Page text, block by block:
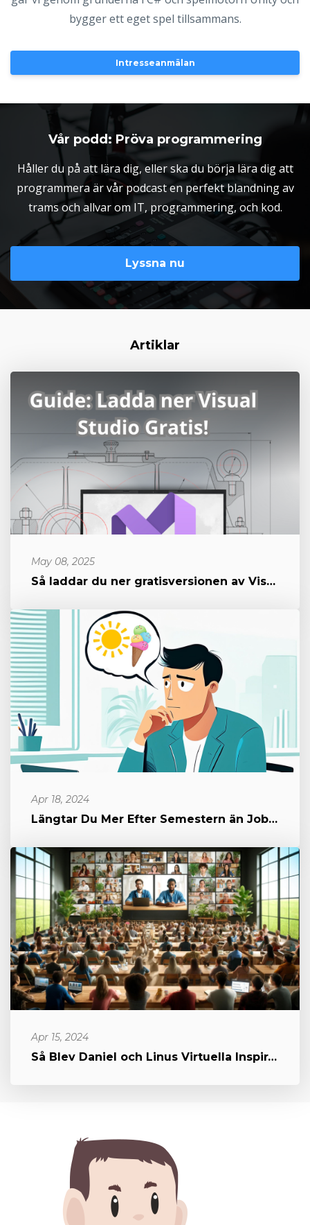
bygger ett eget spel tillsammans.
Intresseanmälan
Vår podd: Pröva programmering
Håller du på att lära dig, eller ska du börja lära dig att
programmera är vår podcast en perfekt blandning av
trams och allvar om IT, programmering, och kod.
Lyssna nu
Artiklar
May 08, 2025
Så laddar du ner gratisversionen av Visual Studio för Unity-utveckl...
Apr 18, 2024
Längtar Du Mer Efter Semestern än Jobbet? Det är Dags för En Föränd...
Apr 15, 2024
Så Blev Daniel och Linus Virtuella Inspirationskällor under "Virtua...